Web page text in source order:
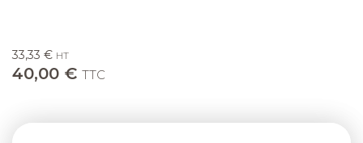
33,33 € HT
40,00 € TTC